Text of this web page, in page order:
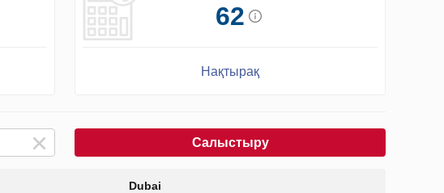
62
Нақтырақ
Салыстыру
Dubai